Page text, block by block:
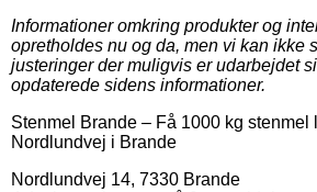
Informationer omkring produkter og
opretholdes nu og da, men vi kan ikke
justeringer der muligvis er udarbejdet
opdaterede sidens informationer.
Stenmel Brande – Få 1000 kg stenmel
Nordlundvej i Brande
Nordlundvej 14, 7330 Brande